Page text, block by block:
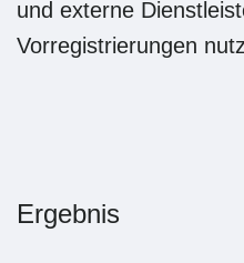
Erhöhte Sicherheit, da
verhindert werden.
dokumentiert werden.